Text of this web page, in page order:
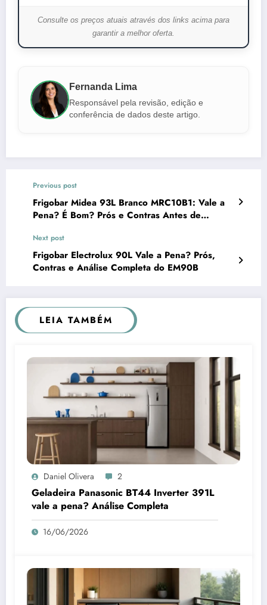
Consulte os preços atuais através dos links acima para
garantir a melhor oferta.
Fernanda Lima
Responsável pela revisão, edição e
conferência de dados deste artigo.
Previous post
Frigobar Midea 93L Branco MRC10B1: Vale a
Pena? É Bom? Prós e Contras Antes de
Next post
Frigobar Electrolux 90L Vale a Pena? Prós,
Contras e Análise Completa do EM90B
LEIA TAMBÉM
Daniel Olivera 2
Geladeira Panasonic BT44 Inverter 391L
vale a pena? Análise Completa
16/06/2026